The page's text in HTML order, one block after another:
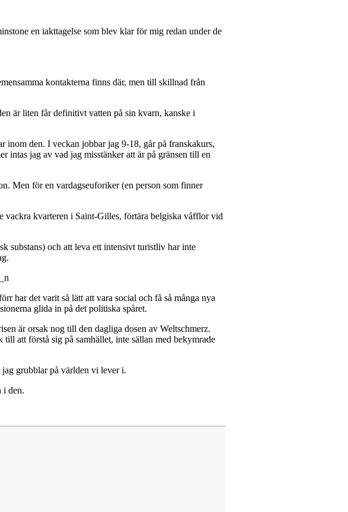
en iakttagelse som blev klar för mig redan under de
kontakterna finns där, men till skillnad från
är liten får definitivt vatten på sin kvarn, kanske i
inom den. I veckan jobbar jag 9-18, går på franskakurs,
intas jag av vad jag misstänker att är på gränsen till en
Men för en vardagseuforiker (en person som finner
vackra kvarteren i Saint-Gilles, förtära belgiska våfflor vid
substans) och att leva ett intensivt turistliv har inte
har det varit så lätt att vara social och få så många nya
glida in på det politiska spåret.
är orsak nog till den dagliga dosen av Weltschmerz.
att förstå sig på samhället, inte sällan med bekymrade
jag grubblar på världen vi lever i.
i den.